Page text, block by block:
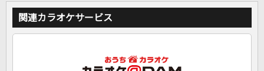
関連カラオケサービス